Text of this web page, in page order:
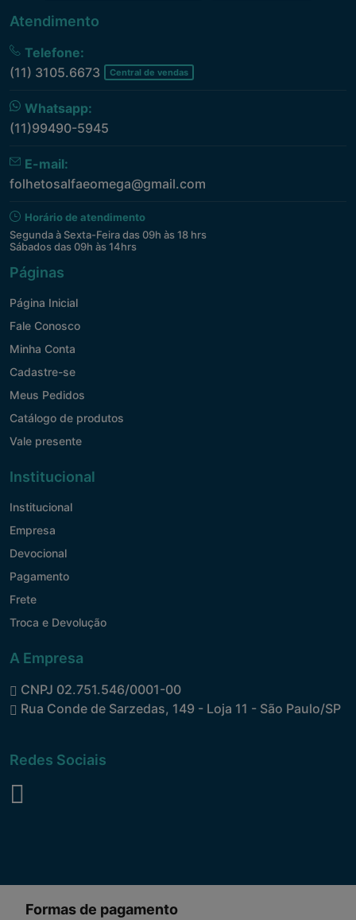
Atendimento
Telefone:
(11) 3105.6673
Central de vendas
Whatsapp:
(11)99490-5945
E-mail:
folhetosalfaeomega@gmail.com
Horário de atendimento
Segunda à Sexta-Feira das 09h às 18 hrs
Sábados das 09h às 14hrs
Páginas
Página Inicial
Fale Conosco
Minha Conta
Cadastre-se
Meus Pedidos
Catálogo de produtos
Vale presente
Institucional
Institucional
Empresa
Devocional
Pagamento
Frete
Troca e Devolução
A Empresa
CNPJ 02.751.546/0001-00
Rua Conde de Sarzedas, 149 - Loja 11 - São Paulo/SP
Redes Sociais
Formas de pagamento